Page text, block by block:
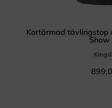
Kortärmad tävlingstop
Show